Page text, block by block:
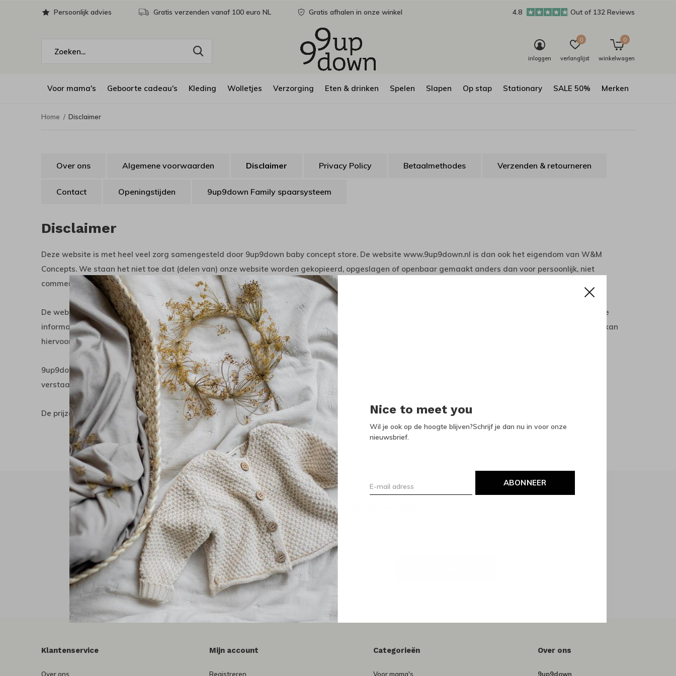
Nice to meet you
Wil je ook op de hoogte blijven?Schrijf je dan nu in voor onze
nieuwsbrief.
ABONNEER
Voor mama's Geboorte cadeau's Kleding Wolletjes Verzorging Eten & drinken Spelen Slapen Op stap Stationary SALE 50% Merken
inloggen verlanglijst
0
winkelwagen
0
Persoonlijk advies Gratis verzenden vanaf 100 euro NL Gratis afhalen in onze winkel 4.8 Out of 132 Reviews
Home Disclaimer
Over ons Algemene voorwaarden Disclaimer Privacy Policy Betaalmethodes Verzenden & retourneren
Contact Openingstijden 9up9down Family spaarsysteem
Disclaimer
Deze website is met heel veel zorg samengesteld door 9up9down baby concept store. De website www.9up9down.nl is dan ook het eigendom van W&M
Concepts. We staan het niet toe dat (delen van) onze website worden gekopieerd, opgeslagen of openbaar gemaakt anders dan voor persoonlijk, niet
commercieel gebruik zonder dat u ons daarvoor uitdrukkelijke toestemming heeft gevraagd.
De website www.9up9down.nl wordt door ons dagelijks aangepast en gecontroleerd. Helaas kan het ondanks die controle toch voorkomen dat er onjuiste
informatie wordt verstrekt door verkeerd invoeren of technische oorzaken. U kunt op basis van dergelijke fouten geen overeenkomst claimen. 9up9down kan
hiervoor niet aansprakelijk worden gesteld. Stel ons op de hoogte van dergelijke foutieve informatie, dan zullen wij de informatie direct aanpassen.
9up9down houdt zich het recht voor om met onmiddellijke ingang, en zonder enige kennisgeving vooraf, wijzigingen op de website, waaronder ook wordt
verstaan in de algemene voorwaarden, door te voeren.
De prijzen op www.9up9down.nl zijn aangeduid in euro's inclusief 21% BTW, en onder voorbehoud van eventuele fouten en/of prijswijzigingen.
Meld je aan voor onze nieuwsbrief
Ontvang de nieuwste aanbiedingen en promoties
Klantenservice
Over ons
Mijn account
Registreren
Categorieën
Voor mama's
Over ons
9up9down